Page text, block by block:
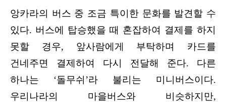
앙카라의 버스 중 조금 특이한 문화를 발견할 수
있다. 버스에 탑승했을 때 혼잡하여 결제를 하지
못할 경우, 앞사람에게 부탁하며 카드를
건네주면 결제하여 다시 전달해 준다. 다른
하나는 ‘돌무쉬’라 불리는 미니버스이다.
우리나라의 마을버스와 비슷하지만,